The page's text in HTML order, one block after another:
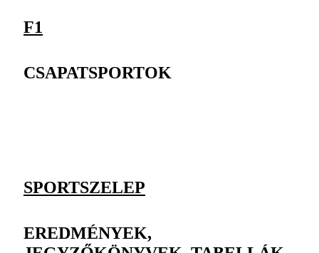
F1
CSAPATSPORTOK
SPORTSZELEP
EREDMÉNYEK,